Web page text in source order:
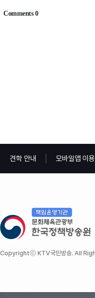
견학 안내 모바일앱 이
Copyrightⓒ KTV국민방송. All